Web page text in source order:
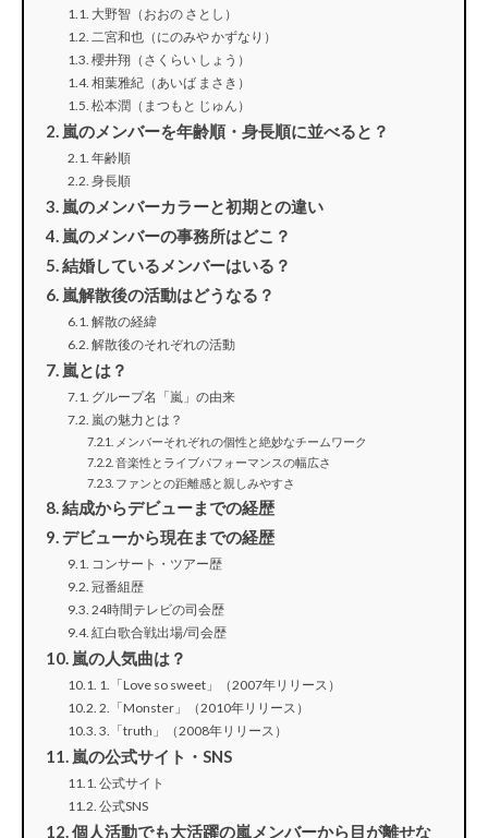
大野智（おおの さとし）
二宮和也（にのみや かずなり）
櫻井翔（さくらい しょう）
相葉雅紀（あいば まさき）
松本潤（まつもと じゅん）
嵐のメンバーを年齢順・身長順に並べると？
年齢順
身長順
嵐のメンバーカラーと初期との違い
嵐のメンバーの事務所はどこ？
結婚しているメンバーはいる？
嵐解散後の活動はどうなる？
解散の経緯
解散後のそれぞれの活動
嵐とは？
グループ名「嵐」の由来
嵐の魅力とは？
メンバーそれぞれの個性と絶妙なチームワーク
音楽性とライブパフォーマンスの幅広さ
ファンとの距離感と親しみやすさ
結成からデビューまでの経歴
デビューから現在までの経歴
コンサート・ツアー歴
冠番組歴
24時間テレビの司会歴
紅白歌合戦出場/司会歴
嵐の人気曲は？
1.「Love so sweet」（2007年リリース）
2.「Monster」（2010年リリース）
3.「truth」（2008年リリース）
嵐の公式サイト・SNS
公式サイト
公式SNS
個人活動でも大活躍の嵐メンバーから目が離せな